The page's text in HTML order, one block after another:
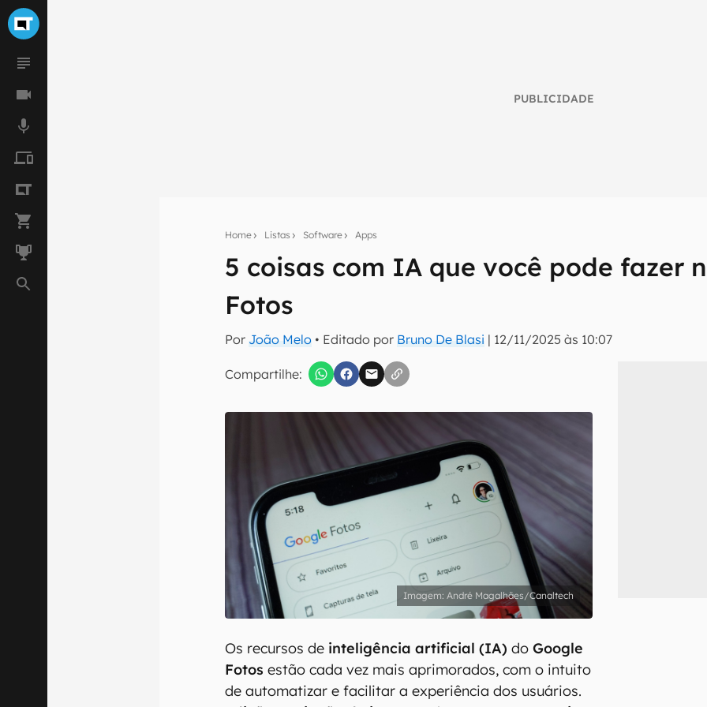
PUBLICIDADE
Home Listas Software Apps
5 coisas com IA que você pode fazer
Fotos
Por João Melo • Editado por Bruno De Blasi | 12/11/2025 às 10:07
Compartilhe:
Seu resumo inteligente do mundo tech!
Assine a newsletter do Canaltech e receba notícias e reviews sobre tecnologia
Confirmo que li, aceito e concordo com os Termos de Uso e Política de Privacidade do
André Magalhães/Canaltech
Os recursos de inteligência artificial (IA) doGoogle
Fotos estão cada vez mais aprimorados, com o intuito
de automatizar e facilitar a experiência dos usuários.